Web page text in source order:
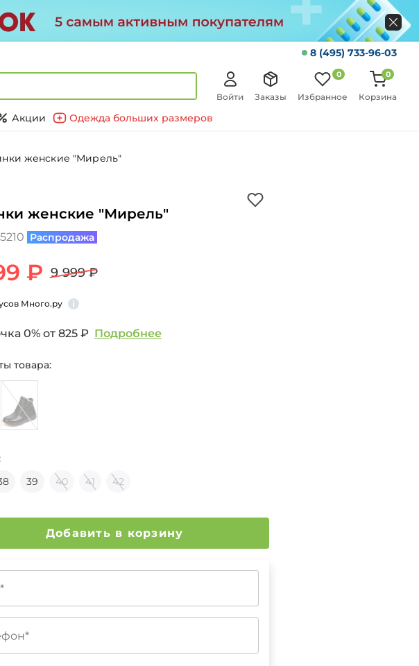
8 (495) 733-96-03
Войти Заказы Избранное
0
Корзина
0
Акции Одежда больших размеров
женские "Мирель"
женские "Мирель"
Распродажа
₽ 9 999 ₽
Много.ру
0% от 825 ₽ Подробнее
товара:
39 40 41 42
Добавить в корзину